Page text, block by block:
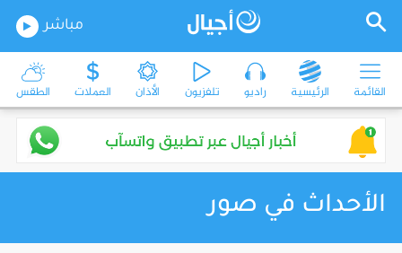
مباشر
القائمة الرئيسية راديو تلفزيون الأذان العملات الطقس
الأحداث في صور